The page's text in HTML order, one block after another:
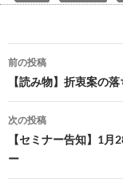
投
稿
ナ
ビ
ゲ
前の投稿
【読み物】折衷案の
次の投稿
【セミナー告知】1月
ー